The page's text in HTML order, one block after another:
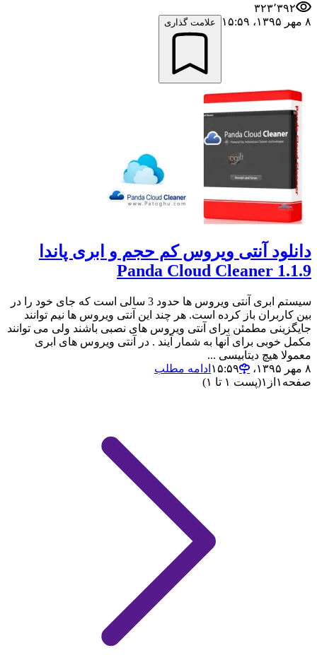
۳۲۳٬۳۹۲
۸ مهر ۱۳۹۵،‏ ۱۵:۵۹
علامت گذاری
دانلود آنتی ویروس کم حجم و ابری پاندا
Panda Cloud Cleaner 1.1.9
سیستم ابری آنتی ویروس ها حدود 3 سالی است که جای خود را در
بین کاربران باز کرده است. هر چند این آنتی ویروس ها نیم توانند
جایگزینی مطمئن برای آنتی ویروس های نصبی باشند ولی می توانند
مکمل خوبی برای آنها به شمار آیند . در آنتی ویروس های ابری
معمولا هیچ دیتابیسی ...
۸ مهر ۱۳۹۵،‏ ۱۵:۵۹
ادامه مطلب
صفحه ۱ از ۱(پست ۱ تا ۱)